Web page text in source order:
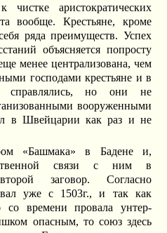
аристократических
вообще. Крестьяне, кроме
ряда преимуществ. Успех
объясняется попросту
менее централизована, чем
господами крестьяне и в
справлялись, но они не
вооруженными
в Швейцарии как раз и не
«Башмака» в Бадене и,
связи с ним в
заговор. Согласно
уже с 1503г., и так как
со времени провала унтер-
опасным, то союз здесь